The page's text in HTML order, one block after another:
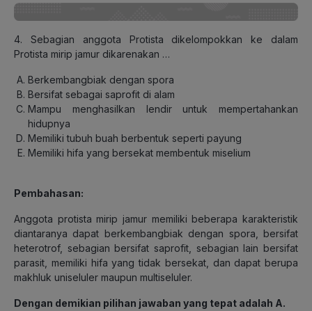
4. Sebagian anggota Protista dikelompokkan ke dalam
Protista mirip jamur dikarenakan …
Berkembangbiak dengan spora
Bersifat sebagai saprofit di alam
Mampu menghasilkan lendir untuk mempertahankan
hidupnya
Memiliki tubuh buah berbentuk seperti payung
Memiliki hifa yang bersekat membentuk miselium
Pembahasan:
Anggota protista mirip jamur memiliki beberapa karakteristik
diantaranya dapat berkembangbiak dengan spora, bersifat
heterotrof, sebagian bersifat saprofit, sebagian lain bersifat
parasit, memiliki hifa yang tidak bersekat, dan dapat berupa
makhluk uniseluler maupun multiseluler.
Dengan demikian pilihan jawaban yang tepat adalah A.